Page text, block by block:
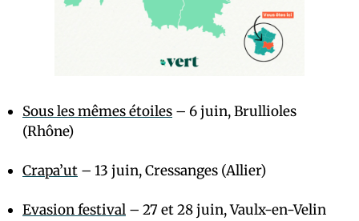
Sous les mêmes étoiles – 6 juin, Brullioles
(Rhône)
Crapa’ut – 13 juin, Cressanges (Allier)
Evasion festival – 27 et 28 juin, Vaulx-en-Velin